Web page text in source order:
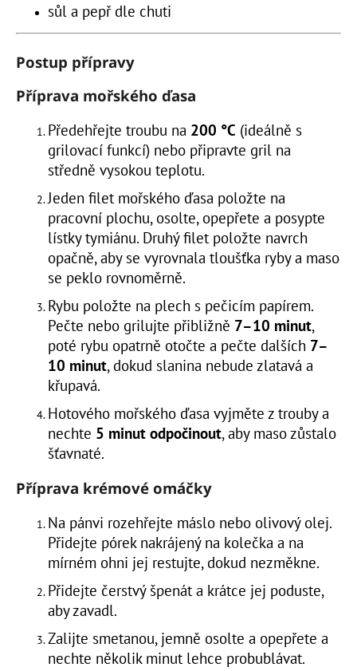
sůl a pepř dle chuti
Postup přípravy
Příprava mořského ďasa
Předehřejte troubu na 200 °C (ideálně s
grilovací funkcí) nebo připravte gril na
středně vysokou teplotu.
Jeden filet mořského ďasa položte na
pracovní plochu, osolte, opepřete a posypte
lístky tymiánu. Druhý filet položte navrch
opačně, aby se vyrovnala tloušťka ryby a maso
se peklo rovnoměrně.
Rybu položte na plech s pečicím papírem.
Pečte nebo grilujte přibližně 7–10 minut,
poté rybu opatrně otočte a pečte dalších 7–
10 minut, dokud slanina nebude zlatavá a
křupavá.
Hotového mořského ďasa vyjměte z trouby a
nechte 5 minut odpočinout, aby maso zůstalo
šťavnaté.
Příprava krémové omáčky
Na pánvi rozehřejte máslo nebo olivový olej.
Přidejte pórek nakrájený na kolečka a na
mírném ohni jej restujte, dokud nezměkne.
Přidejte čerstvý špenát a krátce jej poduste,
aby zavadl.
Zalijte smetanou, jemně osolte a opepřete a
nechte několik minut lehce probublávat.